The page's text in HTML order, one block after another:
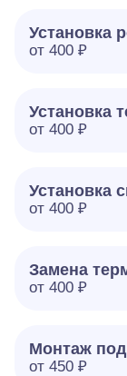
Установка
от 400 ₽
Установка
от 400 ₽
Установка
от 400 ₽
Замена
от 400 ₽
Монтаж
от 450 ₽